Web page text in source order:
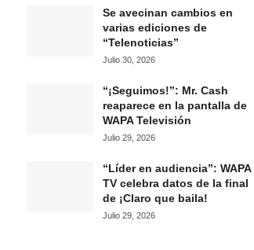
Se avecinan cambios en
varias ediciones de
“Telenoticias”
Julio 30, 2026
“¡Seguimos!”: Mr. Cash
reaparece en la pantalla de
WAPA Televisión
Julio 29, 2026
“Líder en audiencia”: WAPA
TV celebra datos de la final
de ¡Claro que baila!
Julio 29, 2026